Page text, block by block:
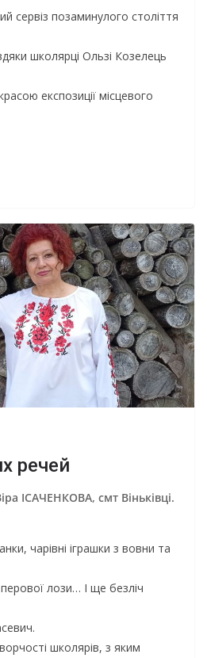
сервіз позаминулого століття
школярці Ользі Козелець
експозиції місцевого
речей
ІСАЧЕНКОВА, смт Віньківці.
чарівні іграшки з вовни та
лози… І ще безліч
школярів, з яким